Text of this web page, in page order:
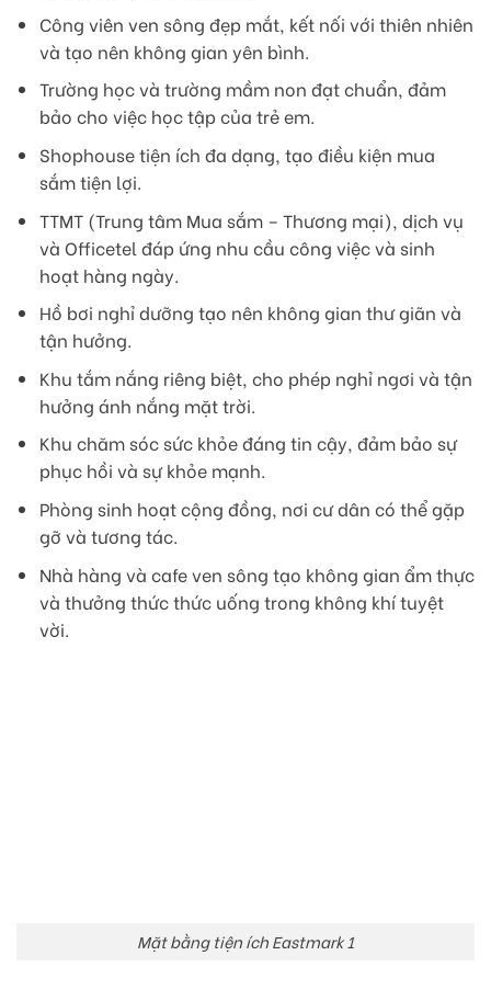
Công viên ven sông đẹp mắt, kết nối với thiên nhiên
và tạo nên không gian yên bình.
Trường học và trường mầm non đạt chuẩn, đảm
bảo cho việc học tập của trẻ em.
Shophouse tiện ích đa dạng, tạo điều kiện mua
sắm tiện lợi.
TTMT (Trung tâm Mua sắm – Thương mại), dịch vụ
và Officetel đáp ứng nhu cầu công việc và sinh
hoạt hàng ngày.
Hồ bơi nghỉ dưỡng tạo nên không gian thư giãn và
tận hưởng.
Khu tắm nắng riêng biệt, cho phép nghỉ ngơi và tận
hưởng ánh nắng mặt trời.
Khu chăm sóc sức khỏe đáng tin cậy, đảm bảo sự
phục hồi và sự khỏe mạnh.
Phòng sinh hoạt cộng đồng, nơi cư dân có thể gặp
gỡ và tương tác.
Nhà hàng và cafe ven sông tạo không gian ẩm thực
và thưởng thức thức uống trong không khí tuyệt
vời.
Mặt bằng tiện ích Eastmark 1